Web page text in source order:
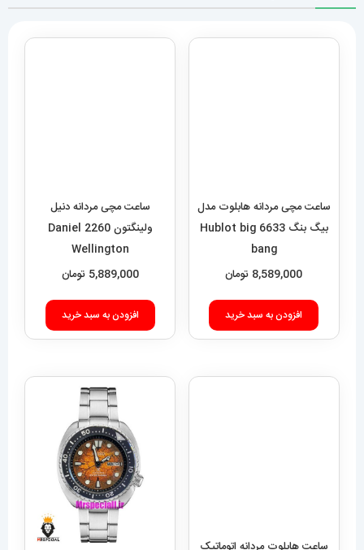
8,589,000 تومان
افزودن به سبد خرید
5,889,000تومان
افزودن به سبد خرید
ساعت سیکو مردانه اتوماتیک